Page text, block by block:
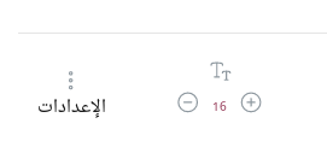
زيادة حجم الخط
16 تقليل حجم الخطالإعدادات